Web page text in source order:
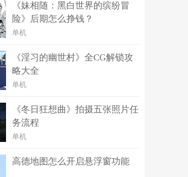
《妹相随：黑白世界的缤纷冒
险》后期怎么挣钱？
单机
《淫习的幽世村》全CG解锁攻
略大全
单机
《冬日狂想曲》拍摄五张照片任
务流程
单机
高德地图怎么开启悬浮窗功能